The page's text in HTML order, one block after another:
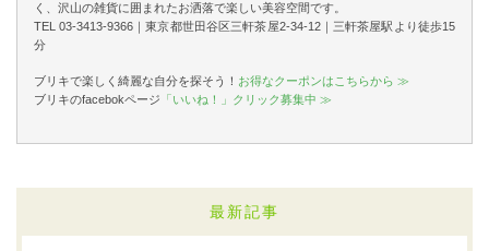
く、沢山の雑貨に囲まれたお洒落で楽しい美容空間です。
TEL 03-3413-9366｜東京都世田谷区三軒茶屋2-34-12｜三軒茶屋駅より徒歩15
分
ブリキで楽しく綺麗な自分を探そう！ お得なクーポンはこちらから ≫
ブリキのfacebokページ 「いいね！」クリック募集中 ≫
最新記事